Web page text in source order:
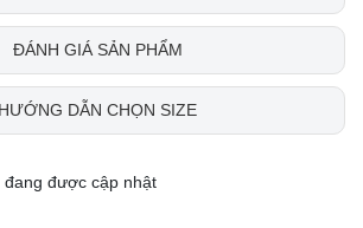
ĐÁNH GIÁ SẢN PHẨM
HƯỚNG DẪN CHỌN SIZE
được cập nhật